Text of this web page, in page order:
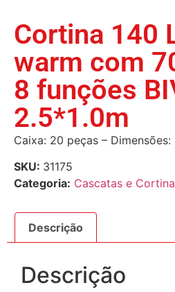
Cortina 140
warm com
8 funções
2.5*1.0m
Caixa: 20 peças – Dimensões:
SKU: 31175
Categoria: Cascatas e
Descrição
Descrição